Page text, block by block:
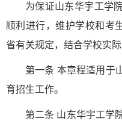
为保证山东华宇工学
顺利进行，维护学校和考
省有关规定，结合学校实际
第一条 本章程适用于
育招生工作。
第二条 山东华宇工学